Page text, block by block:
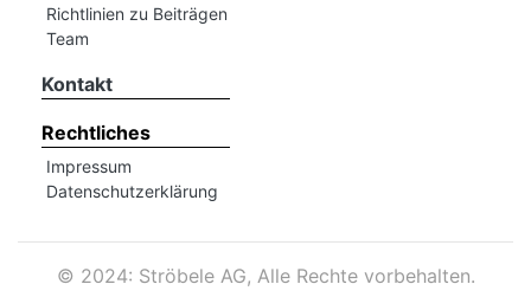
Richtlinien zu Beiträgen
Team
Kontakt
Rechtliches
Impressum
Datenschutzerklärung
© 2024: Ströbele AG, Alle Rechte vorbehalten.